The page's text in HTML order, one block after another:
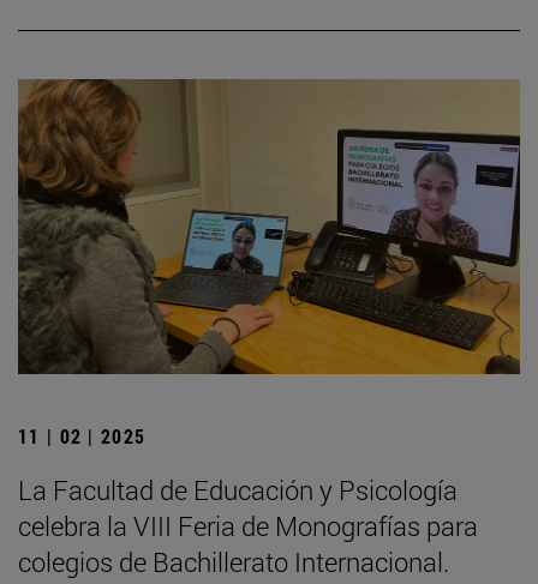
11 | 02 | 2025
La Facultad de Educación y Psicología
celebra la VIII Feria de Monografías para
colegios de Bachillerato Internacional.